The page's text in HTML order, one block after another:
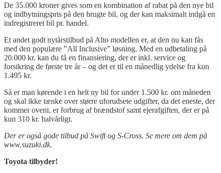
De 35.000 kroner gives som en kombination af rabat på den nye bil
og indbytningspris på den brugte bil, og der kan maksimalt indgå en
indregistreret bil pr. handel.
Et andet godt nytårstilbud på Alto modellen er, at den nu kan fås
med den populære ”All Inclusive” løsning. Med en udbetaling på
20.000 kr. kan du få en finansiering, der er inkl. service og
forsikring de første tre år – og det er til en månedlig ydelse fra kun
1.495 kr.
Så er man kørende i en helt ny bil for under 1.500 kr. om måneden
og skal ikke tænke over større uforudsete udgifter, da det eneste, der
kommer oveni, er forbrug af brændstof samt ejerafgiften, der er på
kun 310 kr. halvårligt.
Der er også gode tilbud på Swift og S-Cross. Se mere om dem på
www.suzuki.dk.
Toyota tilbyder!